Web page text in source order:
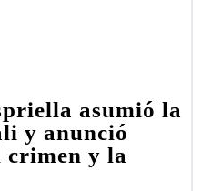
asumió la
y anunció
crimen y la